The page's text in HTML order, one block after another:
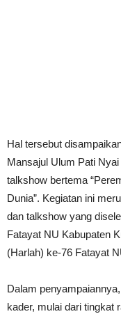
Hal tersebut
Mansajul Ulum Pati
talkshow bertema
Dunia”. Kegiatan ini
dan talkshow yang
Fatayat NU Kabupaten
(Harlah) ke-76 Fatayat
Dalam
kader, mulai dari tingkat